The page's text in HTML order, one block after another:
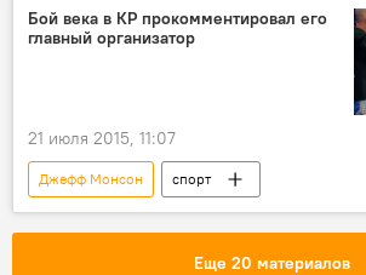
Замирбек Сыргабаев
Ясуби Эномото
Бой века в КР прокомментировал его
главный организатор
21 июля 2015, 11:07
Джефф Монсон
спорт
Замирбек Сыргабаев
Айбек Мусаев
Еще 20 материалов